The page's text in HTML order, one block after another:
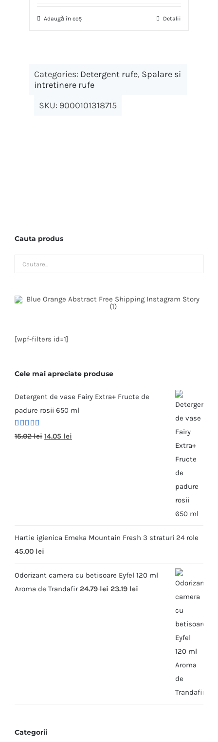
Adaugă în coș Detalii
Categories: Detergent rufe, Spalare si
intretinere rufe
SKU: 9000101318715
Cauta produs
[wpf-filters id=1]
Cele mai apreciate produse
Detergent de vase Fairy Extra+ Fructe de
padure rosii 650 ml
Evaluat la
5.00din 5
15.02lei 14.05 lei
Hartie igienica Emeka Mountain Fresh 3 straturi 24 role
45.00 lei
Odorizant camera cu betisoare Eyfel 120 ml
Aroma de Trandafir 24.79lei 23.19 lei
Categorii